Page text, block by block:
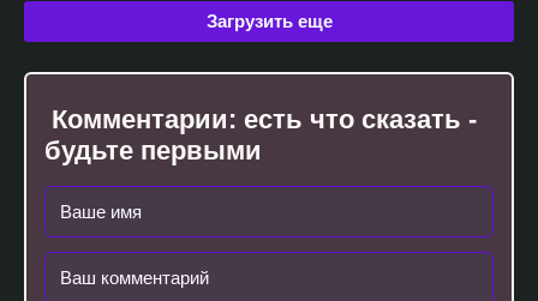
Загрузить еще
Комментарии: есть что сказать -
будьте первыми